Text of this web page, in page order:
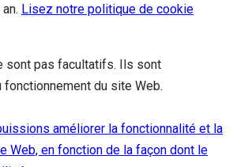
Lisez notre politique de cookie
sont pas facultatifs. Ils sont
du site Web.
améliorer la fonctionnalité et la
Web, en fonction de la façon dont le